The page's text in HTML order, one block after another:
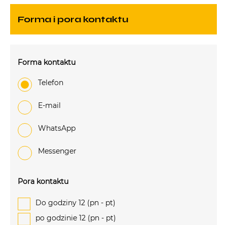
Forma i pora kontaktu
Forma kontaktu
Telefon
e-mail
WhatsApp
Messenger
Pora kontaktu
Do godziny 12 (pn - pt)
po godzinie 12 (pn - pt)